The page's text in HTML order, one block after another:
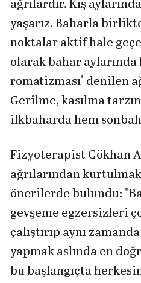
ağrılardır. Kış
yaşarız. Baharla
noktalar aktif hale
olarak bahar aylarında
romatizması' denilen
Gerilme, kasılma
ilkbaharda hem
Fizyoterapist Gökhan
ağrılarından
önerilerde bulundu:
gevşeme egzersizleri
çalıştırıp aynı
yapmak aslında en
bu başlangıçta